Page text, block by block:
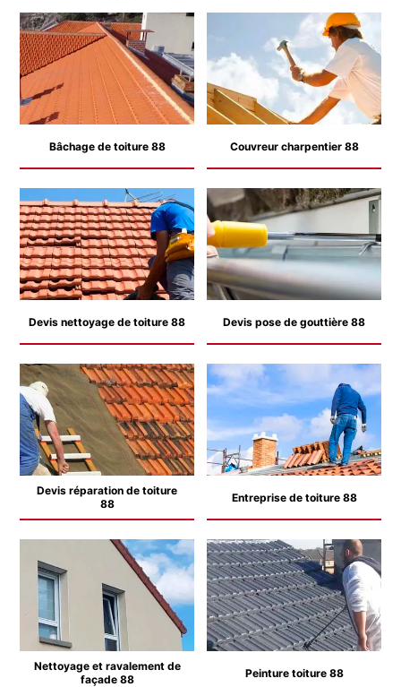
Bâchage de toiture 88 Couvreur charpentier 88
Devis nettoyage de toiture 88 Devis pose de gouttière 88
Devis réparation de toiture
88
Entreprise de toiture 88
Nettoyage et ravalement de
façade 88
Peinture toiture 88